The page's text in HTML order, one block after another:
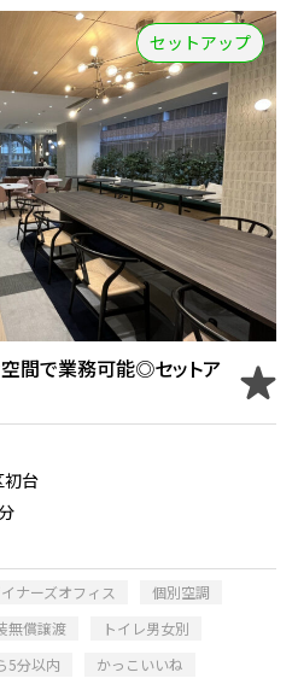
セットアップ
空間で業務可能◎セットア
初台
ナーズオフィス
個別空調
無償譲渡
トイレ男女別
5分以内
かっこいいね